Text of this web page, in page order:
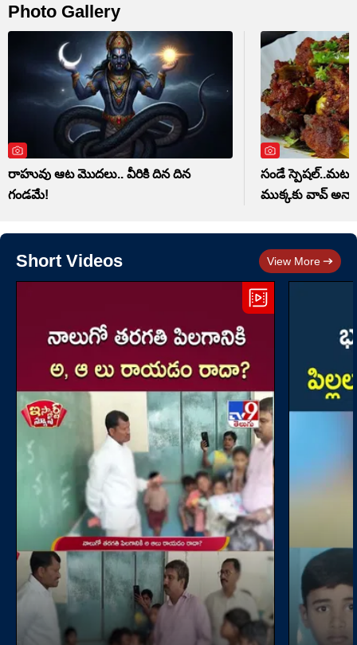
Photo Gallery
రాహువు ఆట మొదలు.. వీరికి దిన దిన
గండమే!
సండే స్పెషల్..మటన్
ముక్కకు వావ్
Short Videos View More